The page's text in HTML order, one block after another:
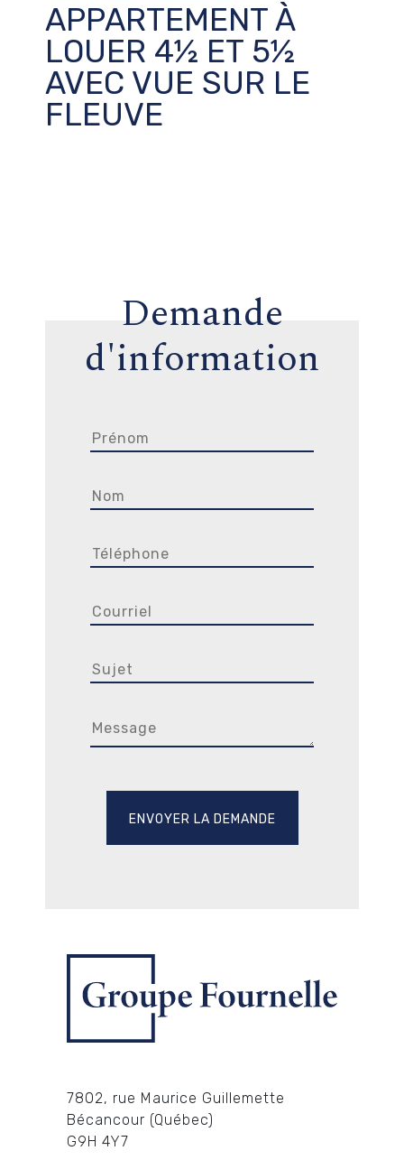
APPARTEMENT À
LOUER 4½ ET 5½
AVEC VUE SUR LE
FLEUVE
7802, rue Maurice Guillemette
Bécancour (Québec)
G9H 4Y7
Demande
d'information